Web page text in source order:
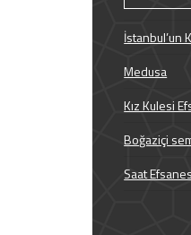
İstanbul’un
Medusa
Kız Kulesi
Boğaziçi
Saat